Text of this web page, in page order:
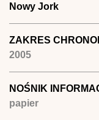
Nowy Jork
ZAKRES
2005
NOŚNIK
papier